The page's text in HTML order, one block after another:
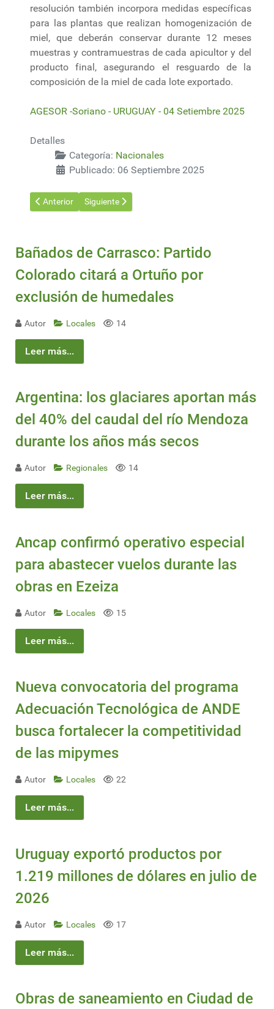
resolución también incorpora medidas específicas
para las plantas que realizan homogenización de
miel, que deberán conservar durante 12 meses
muestras y contramuestras de cada apicultor y del
producto final, asegurando el resguardo de la
composición de la miel de cada lote exportado.
AGESOR -Soriano - URUGUAY - 04 Setiembre 2025
Detalles
Categoría: Nacionales
Publicado: 06 Septiembre 2025
Artículo anterior: El cultivo de invierno pinta de amarillo
Anterior Artículo siguiente: Jornada de Riego.
Siguiente
Bañados de Carrasco: Partido
Colorado citará a Ortuño por
exclusión de humedales
Autor Locales 14
Leer más...
Argentina: los glaciares aportan más
del 40% del caudal del río Mendoza
durante los años más secos
Autor Regionales 14
Leer más...
Ancap confirmó operativo especial
para abastecer vuelos durante las
obras en Ezeiza
Autor Locales 15
Leer más...
Nueva convocatoria del programa
Adecuación Tecnológica de ANDE
busca fortalecer la competitividad
de las mipymes
Autor Locales 22
Leer más...
Uruguay exportó productos por
1.219 millones de dólares en julio de
2026
Autor Locales 17
Leer más...
Obras de saneamiento en Ciudad de